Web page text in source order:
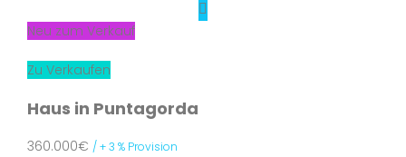
Neu zum Verkauf
Zu Verkaufen
Haus in Puntagorda
360.000€ / + 3 % Provision